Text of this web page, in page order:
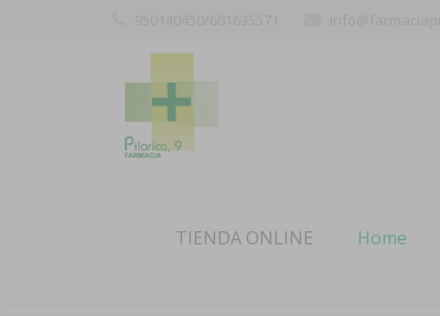
TIENDA ONLINE Home